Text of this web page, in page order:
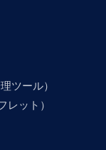
ツール）
ット）